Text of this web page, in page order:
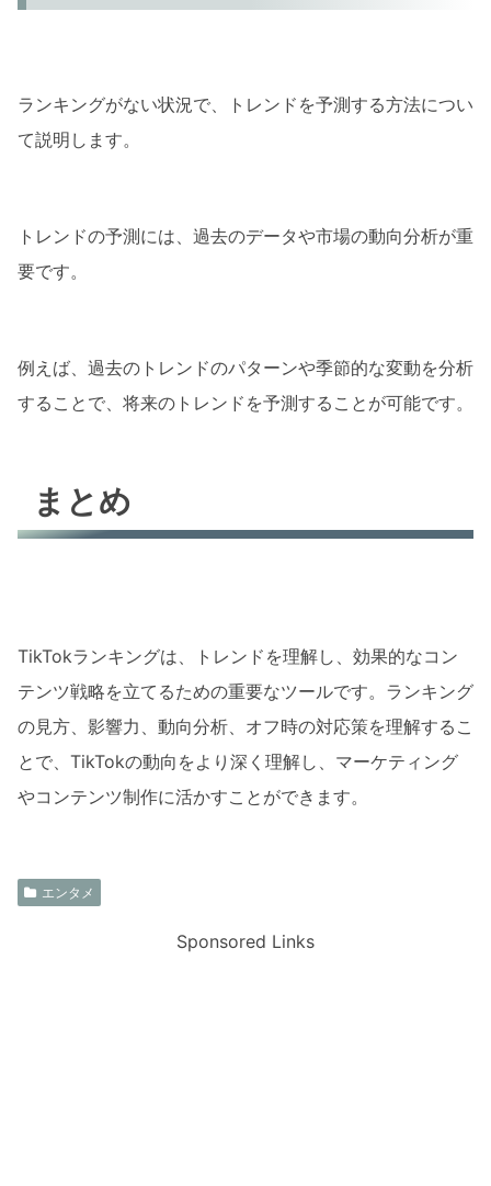
ランキングがない状況で、トレンドを予測する方法につい
て説明します。
トレンドの予測には、過去のデータや市場の動向分析が重
要です。
例えば、過去のトレンドのパターンや季節的な変動を分析
することで、将来のトレンドを予測することが可能です。
まとめ
TikTokランキングは、トレンドを理解し、効果的なコン
テンツ戦略を立てるための重要なツールです。ランキング
の見方、影響力、動向分析、オフ時の対応策を理解するこ
とで、TikTokの動向をより深く理解し、マーケティング
やコンテンツ制作に活かすことができます。
エンタメ
Sponsored Links